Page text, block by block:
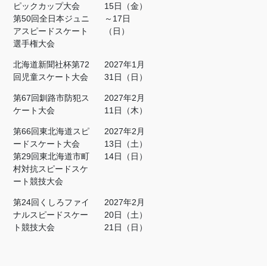
ピックカップ大会
第50回全日本ジュニ
アスピードスケート
選手権大会
15日（金）
～17日
（日）
北海道新聞社杯第72
回児童スケート大会
2027年1月
31日（日）
第67回釧路市防犯ス
ケート大会
2027年2月
11日（木）
第66回東北海道スピ
ードスケート大会
第29回東北海道市町
村対抗スピードスケ
ート競技大会
2027年2月
13日（土）
14日（日）
第24回くしろファイ
ナルスピードスケー
ト競技大会
2027年2月
20日（土）
21日（日）